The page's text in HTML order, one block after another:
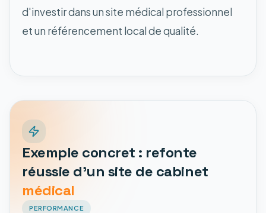
d'investir dans un site médical professionnel
et un référencement local de qualité.
Exemple concret : refonte
réussie d'un site de cabinet
médical
PERFORMANCE